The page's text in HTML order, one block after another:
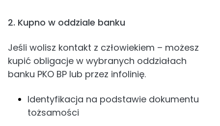
2. Kupno w oddziale banku
Jeśli wolisz kontakt z człowiekiem – możesz
kupić obligacje w wybranych oddziałach
banku PKO BP lub przez infolinię.
Identyfikacja na podstawie dokumentu
tożsamości